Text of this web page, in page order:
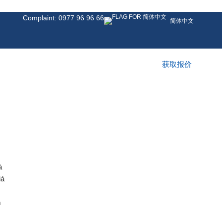
Complaint: 0977 96 96 66 简体中文
获取报价